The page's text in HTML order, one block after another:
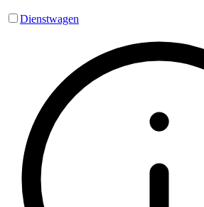
Dienstwagen